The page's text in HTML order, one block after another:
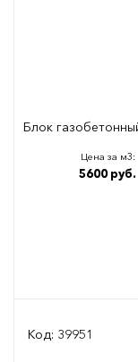
Блок
Цена за м3:
5600 руб.
Код: 39951